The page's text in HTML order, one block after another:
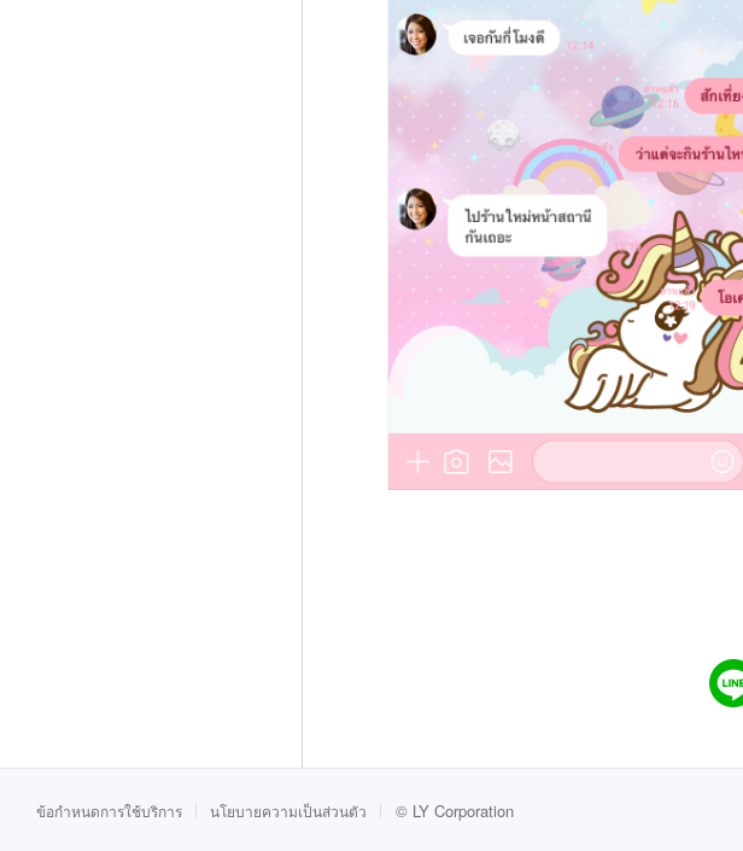
ข้อกำหนดการใช้บริการ นโยบายความเป็นส่วนตัว © LY Corporation